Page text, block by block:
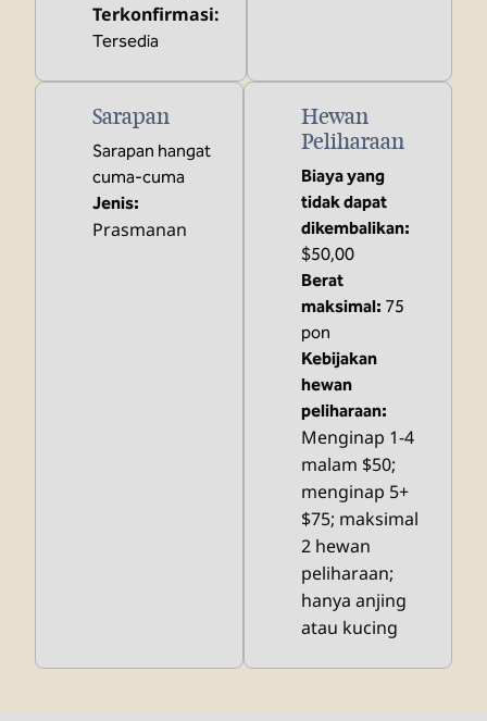
Terkonfirmasi:
Tersedia
Sarapan
Sarapan hangat
cuma-cuma
Jenis:
Prasmanan
Hewan
Peliharaan
Biaya yang
tidak dapat
dikembalikan:
$50,00
Berat
maksimal: 75
pon
Kebijakan
hewan
peliharaan:
Menginap 1-4
malam $50;
menginap 5+
$75; maksimal
2 hewan
peliharaan;
hanya anjing
atau kucing